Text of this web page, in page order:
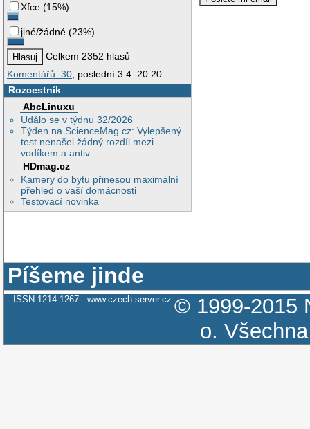
Xfce (15%)
jiné/žádné (23%)
Celkem 2352 hlasů
Komentářů: 30 , poslední 3.4. 20:20
Rozcestník
AbcLinuxu
Událo se v týdnu 32/2026
Týden na ScienceMag.cz: Vylepšený
test nenašel žádný rozdíl mezi
vodíkem a antiv
HDmag.cz
Kamery do bytu přinesou maximální
přehled o vaší domácnosti
Testovací novinka
Píšeme jinde
ISSN 1214-1267 www.czech-server.cz © 1999-2015
o.